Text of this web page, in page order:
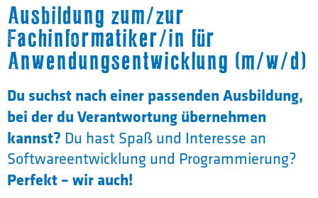
Ausbildung zum/zur
Fachinformatiker/in für
Anwendungsentwicklung (m/w/d)
Du suchst nach einer passenden Ausbildung,
bei der du Verantwortung übernehmen
kannst? Du hast Spaß und Interesse an
Softwareentwicklung und Programmierung?
Perfekt – wir auch!